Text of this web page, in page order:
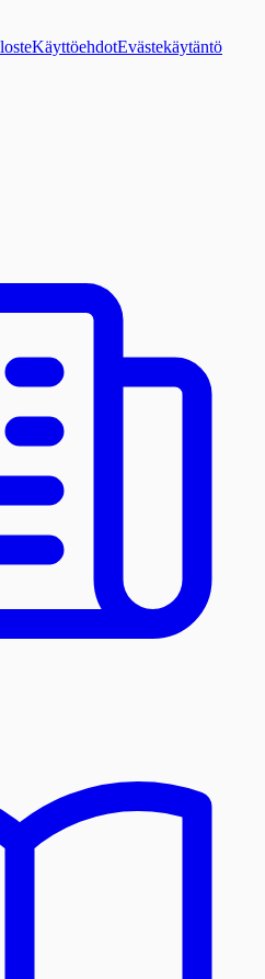
KäyttöehdotEvästekäytäntö